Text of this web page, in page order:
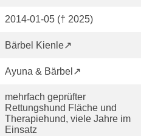
2014-01-05 († 2025)
Bärbel Kienle↗
Ayuna & Bärbel↗
mehrfach geprüfter
Rettungshund Fläche und
Therapiehund, viele Jahre im
Einsatz